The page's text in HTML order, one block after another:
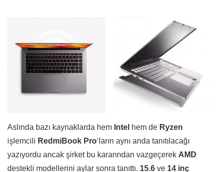
Aslında bazı kaynaklarda hem Intel hem de Ryzen
işlemcili RedmiBook Pro‘ların aynı anda tanıtılacağı
yazıyordu ancak şirket bu kararından vazgeçerek AMD
destekli modellerini aylar sonra tanıttı. 15.6 ve 14 inç